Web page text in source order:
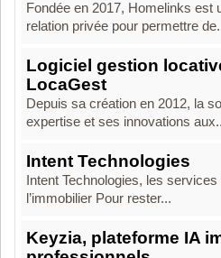
Fondée en 2017, Homelinks est
relation privée pour permettre
Logiciel gestion
LocaGest
Depuis sa création en 2012, la
expertise et ses innovations
Intent Technologies
Intent Technologies, les
l’immobilier Pour rester...
Keyzia, plateforme IA